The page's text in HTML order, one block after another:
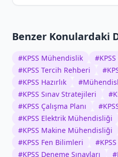
Benzer Konulardaki
#KPSS Mühendislik #
#KPSS Tercih Rehberi #
#KPSS Hazırlık #
#KPSS Sınav Stratejileri #
#KPSS Çalışma Planı #
#KPSS Elektrik Mühendisliği
#KPSS Makine Mühendisliği
#KPSS Fen Bilimleri #
#KPSS Deneme Sınavları #